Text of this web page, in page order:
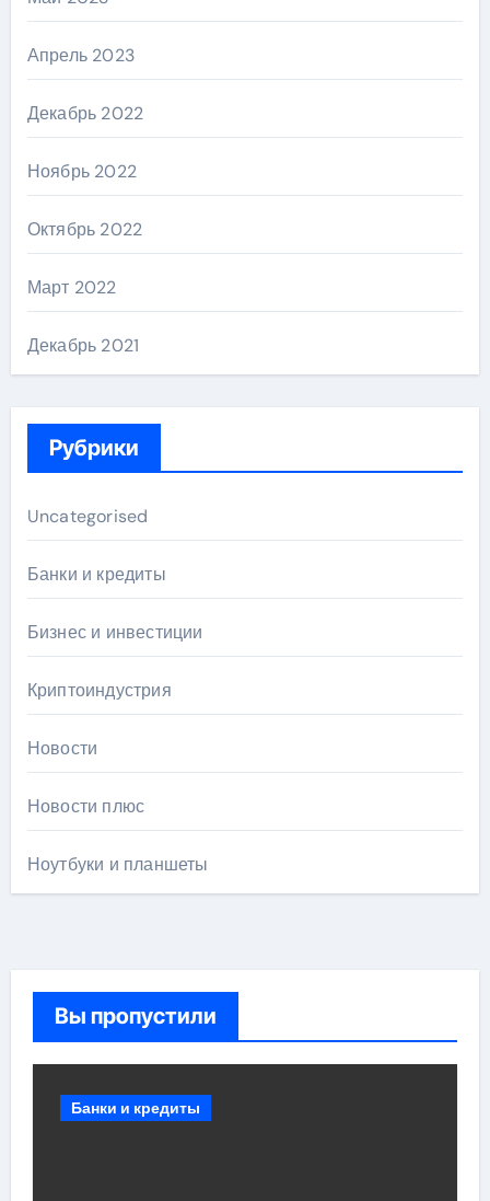
Апрель 2023
Декабрь 2022
Ноябрь 2022
Октябрь 2022
Март 2022
Декабрь 2021
Рубрики
Uncategorised
Банки и кредиты
Бизнес и инвестиции
Криптоиндустрия
Новости
Новости плюс
Ноутбуки и планшеты
Вы пропустили
Банки и кредиты